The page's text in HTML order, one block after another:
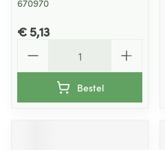
670970
€ 5,13
Bestel